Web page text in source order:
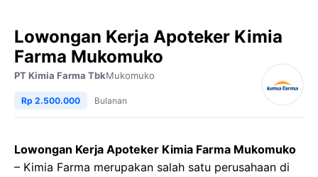
Lowongan Kerja Apoteker Kimia
Farma Mukomuko
PT Kimia Farma TbkMukomuko
Rp 2.500.000 Bulanan
Lowongan Kerja Apoteker Kimia Farma Mukomuko
– Kimia Farma merupakan salah satu perusahaan di